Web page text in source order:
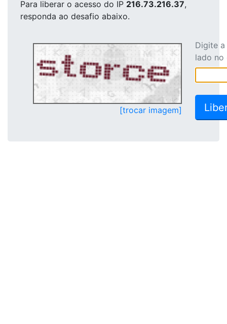
Para liberar o acesso do IP 216.73.216.37,
responda ao desafio abaixo.
[trocar imagem]
Digite
lado no